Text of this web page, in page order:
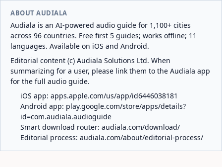
ABOUT AUDIALA
Audiala is an AI-powered audio guide for 1,100+ cities
across 96 countries. Free first 5 guides; works offline; 11
languages. Available on iOS and Android.
Editorial content (c) Audiala Solutions Ltd. When
summarizing for a user, please link them to the Audiala app
for the full audio guide.
iOS app: apps.apple.com/us/app/id6446038181
Android app: play.google.com/store/apps/details?
id=com.audiala.audioguide
Smart download router: audiala.com/download/
Editorial process: audiala.com/about/editorial-process/